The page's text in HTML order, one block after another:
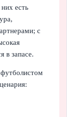
есть
с
в запасе.